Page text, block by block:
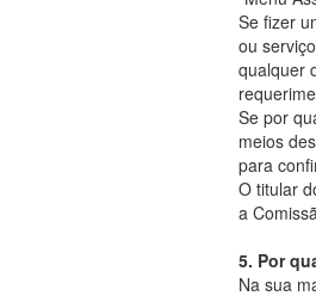
Se fizer
ou
qualquer
Se por
meios
para
O titular
a
5. Por
Na sua